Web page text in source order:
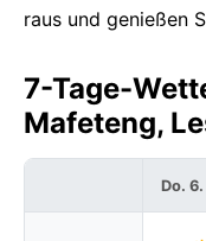
raus und genießen
7-Tage-
Mafeteng,
Do.